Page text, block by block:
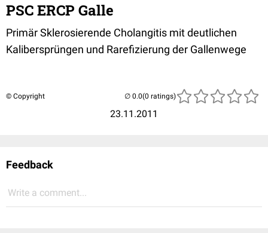
PSC ERCP Galle
Primär Sklerosierende Cholangitis mit deutlichen
Kalibersprüngen und Rarefizierung der Gallenwege
© Copyright
23.11.2011
(0 ratings)
Feedback
Write a comment...